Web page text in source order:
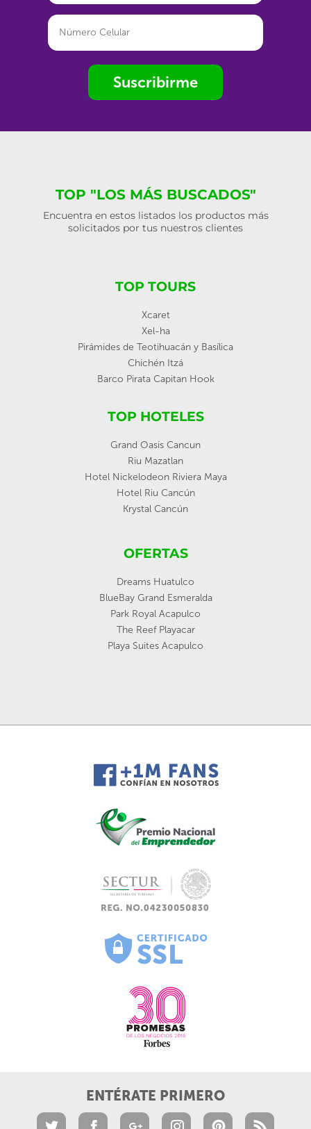
Suscribirme
TOP "LOS MÁS BUSCADOS"
Encuentra en estos listados los productos más
solicitados por tus nuestros clientes
TOP TOURS
Xcaret
Xel-ha
Pirámides de Teotihuacán y Basílica
Chichén Itzá
Barco Pirata Capitan Hook
TOP HOTELES
Grand Oasis Cancun
Riu Mazatlan
Hotel Nickelodeon Riviera Maya
Hotel Riu Cancún
Krystal Cancún
OFERTAS
Dreams Huatulco
BlueBay Grand Esmeralda
Park Royal Acapulco
The Reef Playacar
Playa Suites Acapulco
ENTÉRATE PRIMERO